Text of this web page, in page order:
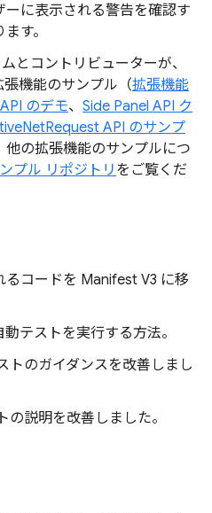
ーに表示される警告を確認す
す。
とコントリビューターが、
機能のサンプル（拡張機能
のデモ、 Side Panel API ク
API のサンプ
他の拡張機能のサンプルにつ
プル リポジトリをご覧くだ
るコードを Manifest V3 に移
テストを実行する方法。
トのガイダンスを改善しまし
の説明を改善しました。